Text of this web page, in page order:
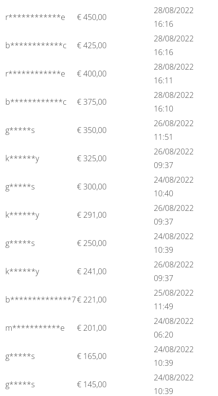
r************e
€450,00
28/08/2022
16:16
b************c
€425,00
28/08/2022
16:16
r************e
€400,00
28/08/2022
16:11
b************c
€ 375,00
28/08/2022
16:10
g*****s
€ 350,00
26/08/2022
11:51
k******y
€ 325,00
26/08/2022
09:37
g*****s
€ 300,00
24/08/2022
10:40
k******y
€ 291,00
26/08/2022
09:37
g*****s
€ 250,00
24/08/2022
10:39
k******y
€ 241,00
26/08/2022
09:37
b**************7€ 221,00
25/08/2022
11:49
m***********e
€ 201,00
24/08/2022
06:20
g*****s
€ 165,00
24/08/2022
10:39
g*****s
€ 145,00
24/08/2022
10:39